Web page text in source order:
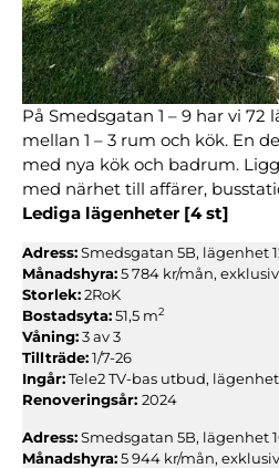
På Smedsgatan 1 – 9 har vi 72
mellan 1 – 3 rum och kök. En
med nya kök och badrum.
med närhet till affärer,
Lediga lägenheter [4 st]
Adress:Smedsgatan 5B, lägenhet
Månadshyra:5 784 kr/mån,
Storlek:2RoK
Bostadsyta:51,5 m2
Våning:3 av 3
Tillträde:1/7-26
Ingår:Tele2 TV-bas utbud,
Renoveringsår: 2024
Adress:Smedsgatan 5B, lägenhet
Månadshyra:5 944 kr/mån,